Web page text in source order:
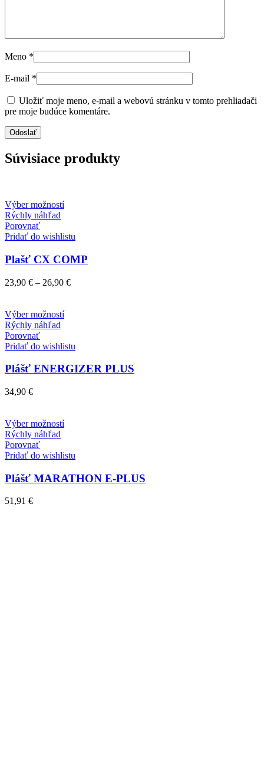
Meno *
E-mail *
Uložiť moje meno, e-mail a webovú stránku v tomto prehliadači
pre moje budúce komentáre.
Súvisiace produkty
Výber možnostíTento
viacero
Možnosti
si
môžete
vybrať
stránke
produktu.
Rýchly náhľad
Porovnať
Pridať do wishlistu
Plašť CX COMP
23,90 € – 26,90 €Price
Výber možnostíTento
viacero
Možnosti
stránke
produktu.
Rýchly náhľad
Porovnať
Pridať do wishlistu
Plášť ENERGIZER PLUS
34,90 €
Výber možnostíTento
viacero
Možnosti
si
Rýchly náhľad
Porovnať
Pridať do wishlistu
Plášť MARATHON E-PLUS
51,91 €